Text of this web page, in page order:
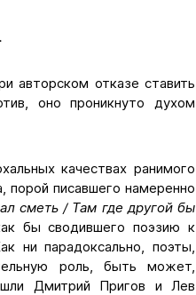
авторском отказе ставить
оно проникнуто духом
качествах ранимого
порой писавшего намеренно
сметь / Там где другой бы
бы сводившего поэзию к
ни парадоксально, поэты,
роль, быть может,
Дмитрий Пригов и Лев